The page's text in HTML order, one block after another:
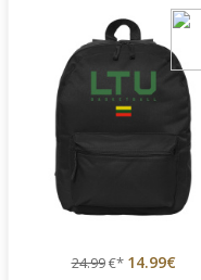
24.99€* 14.99€